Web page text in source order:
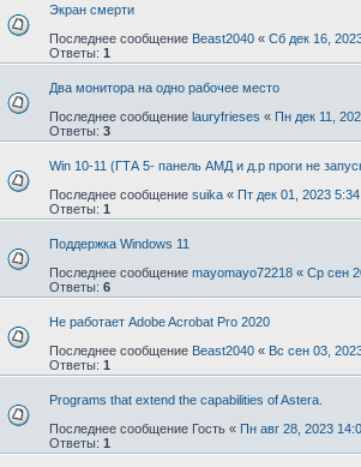
Экран смерти
Последнее сообщение Beast2040 « Сб дек 16,
Ответы: 1
Два монитора на одно рабочее место
Последнее сообщение lauryfrieses « Пн дек 11,
Ответы: 3
Win 10-11 (ГТА 5- панель АМД и д.р проги не
Последнее сообщение suika « Пт дек 01, 2023 5:34
Ответы: 1
Поддержка Windows 11
Последнее сообщение mayomayo72218 « Ср сен
Ответы: 6
Не работает Adobe Acrobat Pro 2020
Последнее сообщение Beast2040 « Вс сен 03,
Ответы: 1
Programs that extend the capabilities of Astera.
Последнее сообщение Гость « Пн авг 28, 2023
Ответы: 1